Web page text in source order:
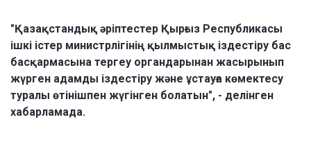
"Қазақстандық әріптестер Қырғыз Республикасы
ішкі істер министрлігінің қылмыстық іздестіру бас
басқармасына тергеу органдарынан жасырынып
жүрген адамды іздестіру және ұстауға көмектесу
туралы өтінішпен жүгінген болатын", - делінген
хабарламада.